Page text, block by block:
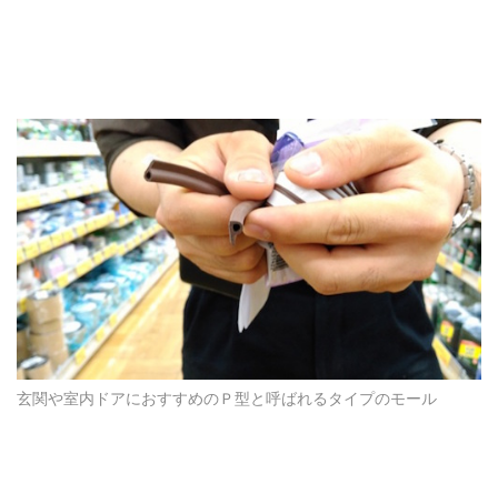
玄関や室内ドアにおすすめのＰ型と呼ばれるタイプのモール